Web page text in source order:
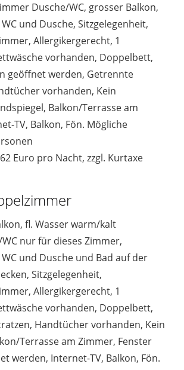
Dusche/WC, grosser Balkon,
und Dusche, Sitzgelegenheit,
Allergikergerecht, 1
vorhanden, Doppelbett,
geöffnet werden, Getrennte
vorhanden, Kein
Balkon/Terrasse am
TV, Balkon, Fön. Mögliche
Euro pro Nacht, zzgl. Kurtaxe
fl. Wasser warm/kalt
nur für dieses Zimmer,
und Dusche und Bad auf der
Sitzgelegenheit,
Allergikergerecht, 1
vorhanden, Doppelbett,
Handtücher vorhanden, Kein
Terrasse am Zimmer, Fenster
werden, Internet-TV, Balkon, Fön.